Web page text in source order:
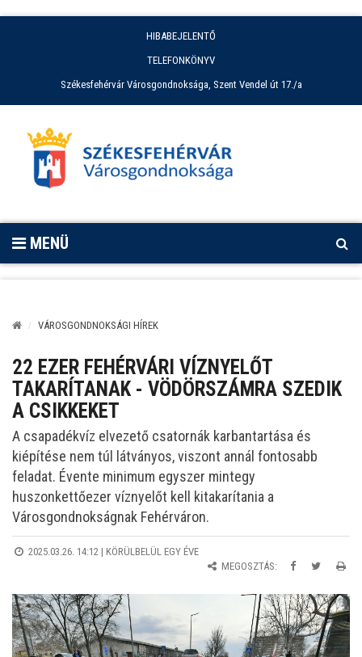
HIBABEJELENTŐ
TELEFONKÖNYV
Székesfehérvár Városgondnoksága, Szent Vendel út 17./a
MENÜ
VÁROSGONDNOKSÁGI HÍREK
22 EZER FEHÉRVÁRI VÍZNYELŐT
TAKARÍTANAK - VÖDÖRSZÁMRA SZEDIK
A CSIKKEKET
A csapadékvíz elvezető csatornák karbantartása és
kiépítése nem túl látványos, viszont annál fontosabb
feladat. Évente minimum egyszer mintegy
huszonkettőezer víznyelőt kell kitakarítania a
Városgondnokságnak Fehérváron.
2025.03.26. 14:12 | KÖRÜLBELÜL EGY ÉVE
MEGOSZTÁS: